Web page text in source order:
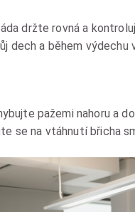
držte rovná a
dech a během výdechu
pažemi nahoru a
se na vtáhnutí břicha